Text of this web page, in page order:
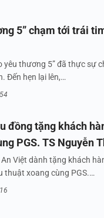
5” chạm tới trái
yêu thương 5” đã thực sự
Đến hẹn lại lên,…
đồng tặng khách
PGS. TS Nguyễn
Việt dành tặng khách
thuật xoang cùng PGS.…